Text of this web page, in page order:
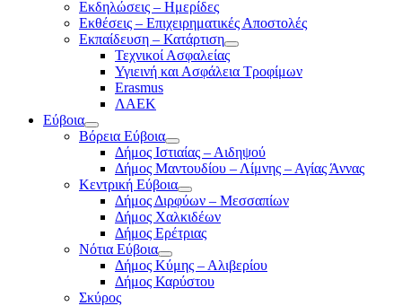
Εκδηλώσεις – Ημερίδες
Εκθέσεις – Επιχειρηματικές Αποστολές
Εκπαίδευση – Κατάρτιση
Τεχνικοί Ασφαλείας
Υγιεινή και Ασφάλεια Τροφίμων
Erasmus
ΛΑΕΚ
Εύβοια
Βόρεια Εύβοια
Δήμος Ιστιαίας – Αιδηψού
Δήμος Μαντουδίου – Λίμνης – Αγίας Άννας
Κεντρική Εύβοια
Δήμος Διρφύων – Μεσσαπίων
Δήμος Χαλκιδέων
Δήμος Ερέτριας
Νότια Εύβοια
Δήμος Κύμης – Αλιβερίου
Δήμος Καρύστου
Σκύρος